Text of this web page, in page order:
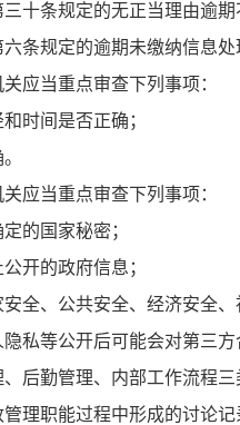
十条规定的无正当理由逾期
条规定的逾期未缴纳信息处
应当重点审查下列事项：
时间是否正确；
应当重点审查下列事项：
的国家秘密；
开的政府信息；
全、公共安全、经济安全、
私等公开后可能会对第三方
后勤管理、内部工作流程三
理职能过程中形成的讨论